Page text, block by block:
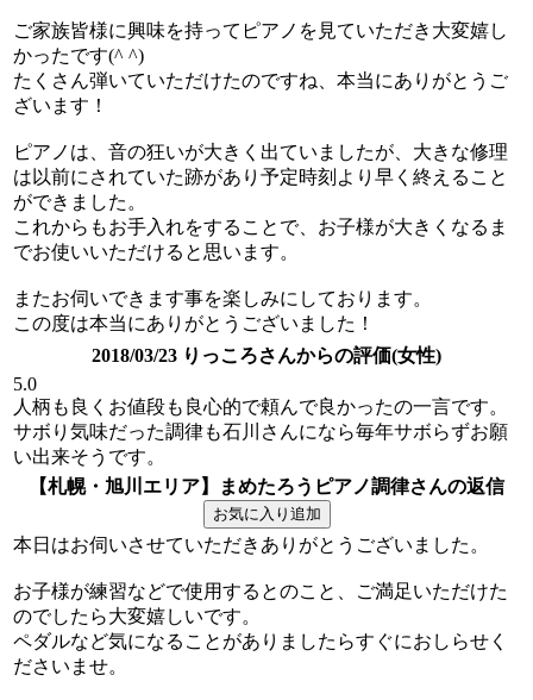
ご家族皆様に興味を持ってピアノを見ていただき大変嬉し
かったです(^ ^)
たくさん弾いていただけたのですね、本当にありがとうご
ざいます！
ピアノは、音の狂いが大きく出ていましたが、大きな修理
は以前にされていた跡があり予定時刻より早く終えること
ができました。
これからもお手入れをすることで、お子様が大きくなるま
でお使いいただけると思います。
またお伺いできます事を楽しみにしております。
この度は本当にありがとうございました！
2018/03/23 りっころさんからの評価(女性)
5.0
人柄も良くお値段も良心的で頼んで良かったの一言です。
サボり気味だった調律も石川さんになら毎年サボらずお願
い出来そうです。
【札幌・旭川エリア】まめたろうピアノ調律さんの返信
本日はお伺いさせていただきありがとうございました。
お子様が練習などで使用するとのこと、ご満足いただけた
のでしたら大変嬉しいです。
ペダルなど気になることがありましたらすぐにおしらせく
ださいませ。